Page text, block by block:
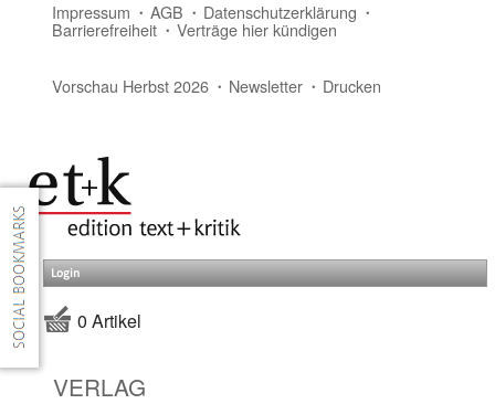
Impressum AGB Datenschutzerklärung
Barrierefreiheit Verträge hier kündigen
Vorschau Herbst 2026 Newsletter Drucken
Login
0 Artikel
VERLAG